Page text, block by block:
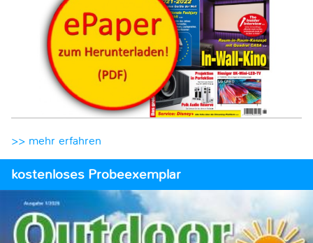
>> mehr erfahren
kostenloses Probeexemplar